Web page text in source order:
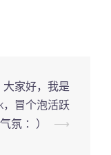
大家好，我是
冒个泡活跃
氛 ：）
⟶